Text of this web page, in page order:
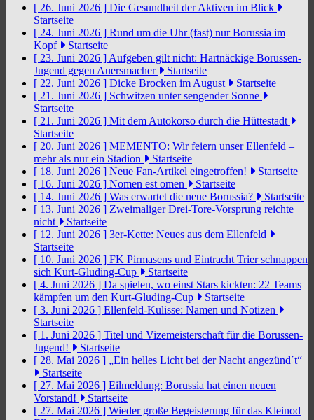
[ 26. Juni 2026 ] Die Gesundheit der Aktiven im Blick
Startseite
[ 24. Juni 2026 ] Rund um die Uhr (fast) nur Borussia im
Kopf
Startseite
[ 23. Juni 2026 ] Aufgeben gilt nicht: Hartnäckige Borussen-
Jugend gegen Auersmacher
Startseite
[ 22. Juni 2026 ] Dicke Brocken im August
Startseite
[ 21. Juni 2026 ] Schwitzen unter sengender Sonne
Startseite
[ 21. Juni 2026 ] Mit dem Autokorso durch die Hüttestadt
Startseite
[ 20. Juni 2026 ] MEMENTO: Wir feiern unser Ellenfeld –
mehr als nur ein Stadion
Startseite
[ 18. Juni 2026 ] Neue Fan-Artikel eingetroffen!
Startseite
[ 16. Juni 2026 ] Nomen est omen
Startseite
[ 14. Juni 2026 ] Was erwartet die neue Borussia?
Startseite
[ 13. Juni 2026 ] Zweimaliger Drei-Tore-Vorsprung reichte
nicht
Startseite
[ 12. Juni 2026 ] 3er-Kette: Neues aus dem Ellenfeld
Startseite
[ 10. Juni 2026 ] FK Pirmasens und Eintracht Trier schnappen
sich Kurt-Gluding-Cup
Startseite
[ 4. Juni 2026 ] Da spielen, wo einst Stars kickten: 22 Teams
kämpfen um den Kurt-Gluding-Cup
Startseite
[ 3. Juni 2026 ] Ellenfeld-Kulisse: Namen und Notizen
Startseite
[ 1. Juni 2026 ] Titel und Vizemeisterschaft für die Borussen-
Jugend!
Startseite
[ 28. Mai 2026 ] „Ein helles Licht bei der Nacht angezünd´t“
Startseite
[ 27. Mai 2026 ] Eilmeldung: Borussia hat einen neuen
Vorstand!
Startseite
[ 27. Mai 2026 ] Wieder große Begeisterung für das Kleinod